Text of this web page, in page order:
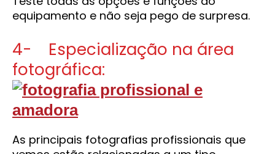
equipamento e não seja pego de surpresa.
4- Especialização na área
fotográfica:
As principais fotografias profissionais que